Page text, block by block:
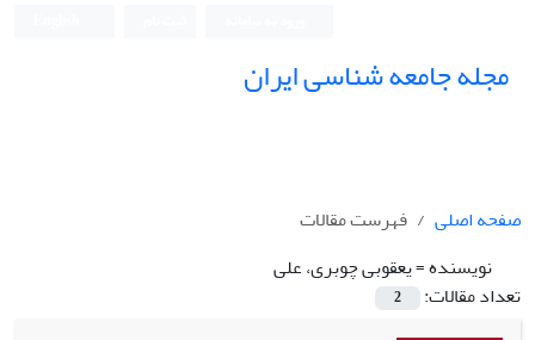
مجله جامعه شناسی ایران
صفحه اصلی
فهرست مقالات
نویسنده =یعقوبی چوبری، علی
تعداد مقالات:
2